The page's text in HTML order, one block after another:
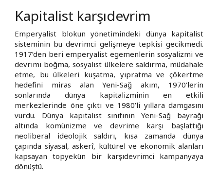
Kapitalist karşıdevrim
Emperyalist blokun yönetimindeki dünya kapitalist
sisteminin bu devrimci gelişmeye tepkisi gecikmedi.
1917’den beri emperyalist egemenlerin sosyalizmi ve
devrimi boğma, sosyalist ülkelere saldırma, müdahale
etme, bu ülkeleri kuşatma, yıpratma ve çökertme
hedefini miras alan Yeni-Sağ akım, 1970’lerin
sonlarında dünya kapitalizminin en etkili
merkezlerinde öne çıktı ve 1980’li yıllara damgasını
vurdu. Dünya kapitalist sınıfının Yeni-Sağ bayrağı
altında komünizme ve devrime karşı başlattığı
neoliberal ideolojik saldırı, kısa zamanda dünya
çapında siyasal, askerî, kültürel ve ekonomik alanları
kapsayan topyekün bir karşıdevrimci kampanyaya
dönüştü.